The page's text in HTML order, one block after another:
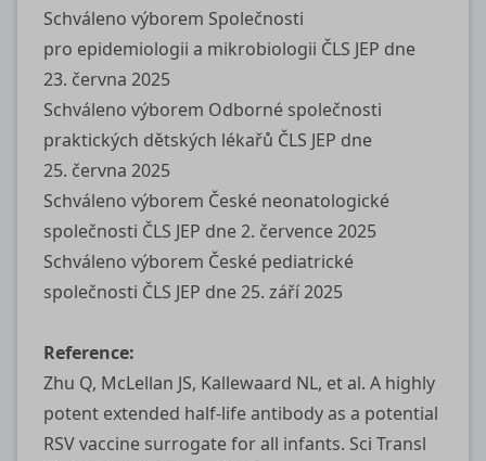
Schváleno výborem Společnosti
pro epidemiologii a mikrobiologii ČLS JEP dne
23. června 2025
Schváleno výborem Odborné společnosti
praktických dětských lékařů ČLS JEP dne
25. června 2025
Schváleno výborem České neonatologické
společnosti ČLS JEP dne 2. července 2025
Schváleno výborem České pediatrické
společnosti ČLS JEP dne 25. září 2025
Reference:
Zhu Q, McLellan JS, Kallewaard NL, et al. A highly
potent extended half-life antibody as a potential
RSV vaccine surrogate for all infants. Sci Transl